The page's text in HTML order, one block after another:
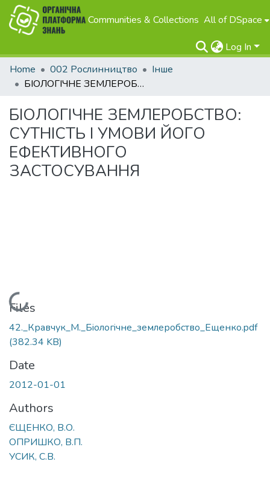
Communities & Collections All of DSpace
Log In
Home
002 Рослинництво
Інше
БІОЛОГІЧНЕ ЗЕМЛЕРОБСТВО: СУТНІСТЬ І УМОВИ ЙОГО ЕФЕКТИВНОГО ЗАСТОСУВАННЯ
БІОЛОГІЧНЕ ЗЕМЛЕРОБСТВО:
СУТНІСТЬ І УМОВИ ЙОГО
ЕФЕКТИВНОГО
ЗАСТОСУВАННЯ
Loading...
Files
42._Кравчук_М._Бiологiчне_землеробство_Eщенко.pdf
(382.34 KB)
Date
2012-01-01
Authors
ЄЩЕНКО, В.О.
ОПРИШКО, В.П.
УСИК, С.В.